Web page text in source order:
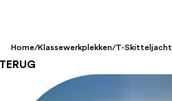
Home/Klassewerkplekken/T-Skitteljacht